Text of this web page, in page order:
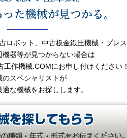
ロボット、中古板金鍛圧機械・プレス
機器等が見つからない場合は
作機械.COMにお申し付けください！
のスペシャリストが
な機械をお探しします。